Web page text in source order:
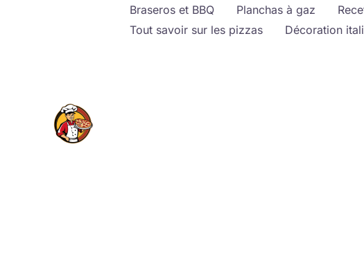
Braseros et BBQ Planchas à gaz
Tout savoir sur les pizzas
Décoration